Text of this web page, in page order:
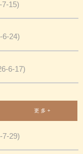
7-15)
6-24)
6-17)
更 多 +
7-29)